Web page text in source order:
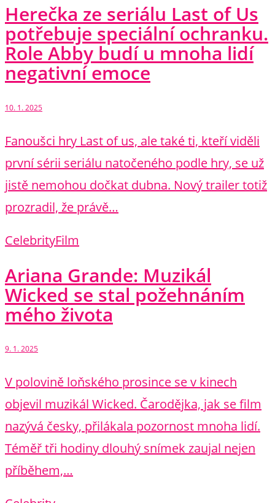
Herečka ze seriálu Last of Us
potřebuje speciální ochranku.
Role Abby budí u mnoha lidí
negativní emoce
10. 1. 2025
Fanoušci hry Last of us, ale také ti, kteří viděli
první sérii seriálu natočeného podle hry, se už
jistě nemohou dočkat dubna. Nový trailer totiž
prozradil, že právě…
CelebrityFilm
Ariana Grande: Muzikál
Wicked se stal požehnáním
mého života
9. 1. 2025
V polovině loňského prosince se v kinech
objevil muzikál Wicked. Čarodějka, jak se film
nazývá česky, přilákala pozornost mnoha lidí.
Téměř tři hodiny dlouhý snímek zaujal nejen
příběhem,…